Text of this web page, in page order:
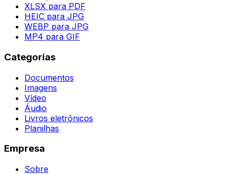
XLSX para PDF
HEIC para JPG
WEBP para JPG
MP4 para GIF
Categorias
Documentos
Imagens
Vídeo
Áudio
Livros eletrônicos
Planilhas
Empresa
Sobre